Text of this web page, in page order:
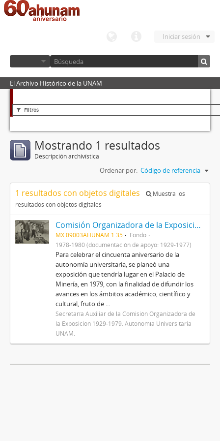
Iniciar sesión
El Archivo Histórico de la UNAM
Filtros
Mostrando 1 resultados
Descripción archivística
Ordenar por: Código de referencia
1 resultados con objetos digitales
Muestra los
resultados con objetos digitales
Comisión Organizadora de la Exposición 1929-1979. Autonomía Universitaria
MX 09003AHUNAM 1.35
Fondo
1978-1980 (documentación de apoyo: 1929-1977)
Para celebrar el cincuenta aniversario de la
autonomía universitaria, se planeó una
exposición que tendría lugar en el Palacio de
Minería, en 1979, con la finalidad de difundir los
avances en los ámbitos académico, científico y
cultural, fruto de ...
Secretaría Auxiliar de la Comisión Organizadora de
la Exposición 1929-1979. Autonomía Universitaria
UNAM.